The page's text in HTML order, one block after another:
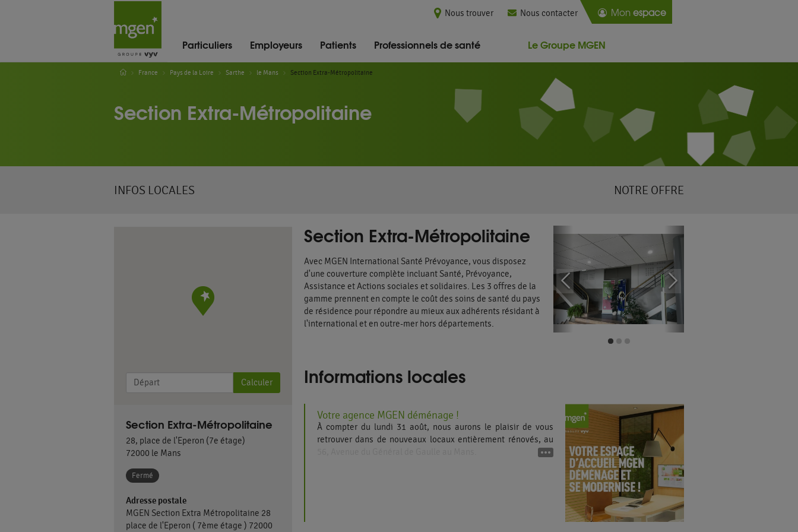
Nous trouver Nous contacter Monespace
Particuliers Employeurs Patients Professionnels de santé Le Groupe MGEN
France Pays de la Loire Sarthe le Mans Section Extra-Métropolitaine
Section Extra-Métropolitaine
INFOS LOCALES NOTRE OFFRE
Calculer
Section Extra-Métropolitaine
28, place de l'Eperon (7e étage)
72000 le Mans
Fermé
Adresse postale
MGEN Section Extra Métropolitaine 28
place de l'Eperon ( 7ème étage ) 72000
Section Extra-Métropolitaine
Avec MGEN International Santé Prévoyance, vous disposez
d'une couverture complète incluant Santé, Prévoyance,
Assistance et Actions sociales et solidaires. Les 3 offres de la
gamme prennent en compte le coût des soins de santé du pays
de résidence pour répondre au mieux aux adhérents résidant à
l'international et en outre-mer hors départements.
Informations locales
Votre agence MGEN déménage !
À compter du lundi 31 août, nous aurons le plaisir de vous
retrouver dans de nouveaux locaux entièrement rénovés, au